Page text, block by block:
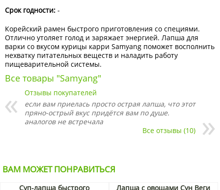
Срок годности: -
Корейский рамен быстрого приготовления со специями.
Отлично утоляет голод и заряжает энергией. Лапша для
варки со вкусом курицы карри Samyang поможет восполнить
нехватку питательных веществ и наладить работу
пищеварительной системы.
Все товары "Samyang"
Отзывы покупателей
если вам приелась просто острая лапша, что этот
пряно-острый вкус придётся вам по душе.
аналогов не встречала
Все отзывы (10)
ВАМ МОЖЕТ ПОНРАВИТЬСЯ
Суп-лапша быстрого
Лапша с овощами Сун Веги